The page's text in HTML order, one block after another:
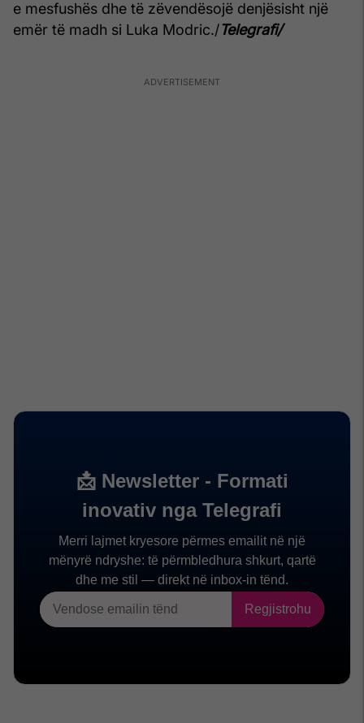
e mesfushës dhe të zëvendësojë denjësisht një
emër të madh si Luka Modric./Telegrafi/